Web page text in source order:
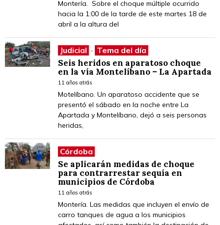
Montería. Sobre el choque múltiple ocurrido
hacia la 1:00 de la tarde de este martes 18 de
abril a la altura del
Judicial · Tema del día
Seis heridos en aparatoso choque
en la vía Montelíbano – La Apartada
11 años atrás
Motelíbano. Un aparatoso accidente que se
presentó el sábado en la noche entre La
Apartada y Montelíbano, dejó a seis personas
heridas,
Córdoba
Se aplicarán medidas de choque
para contrarrestar sequía en
municipios de Córdoba
11 años atrás
Montería. Las medidas que incluyen el envío de
carro tanques de agua a los municipios